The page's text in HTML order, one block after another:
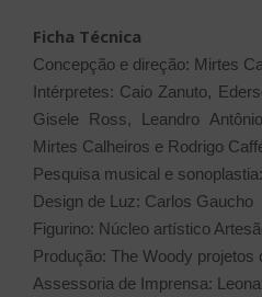
Ficha Técnica
Concepção e direção: Mirtes
Intérpretes: Caio Zanuto,
Gisele Ross, Leandro
Mirtes Calheiros e Rodrigo
Pesquisa musical e
Design de Luz: Carlos Gaucho
Figurino: Núcleo artístico
Produção: The Woody projetos
Assessoria de Imprensa: